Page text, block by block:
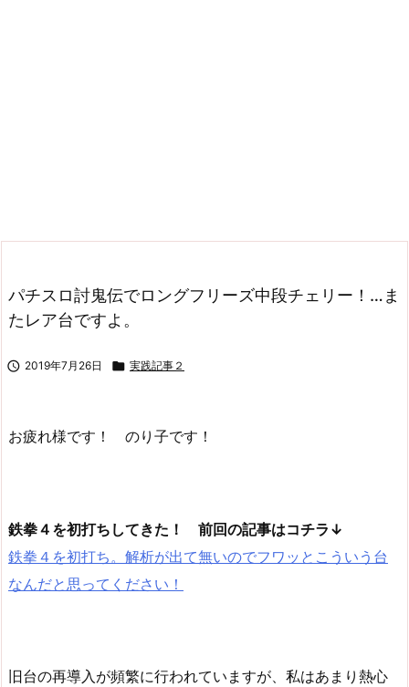
パチスロ討鬼伝でロングフリーズ中段チェリー！…ま
たレア台ですよ。
 2019年7月26日  実践記事２
お疲れ様です！ のり子です！
鉄拳４を初打ちしてきた！ 前回の記事はコチラ↓
鉄拳４を初打ち。解析が出て無いのでフワッとこういう台
なんだと思ってください！
旧台の再導入が頻繁に行われていますが、私はあまり熱心